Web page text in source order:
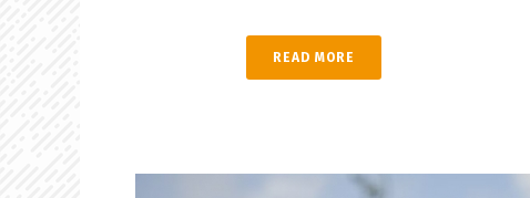
READ MORE